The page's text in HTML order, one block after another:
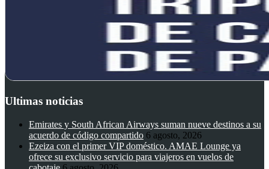
Ultimas noticias
Emirates y South African Airways suman nueve destinos a su
acuerdo de código compartido 6 agosto, 2026
Ezeiza con el primer VIP doméstico. AMAE Lounge ya
ofrece su exclusivo servicio para viajeros en vuelos de